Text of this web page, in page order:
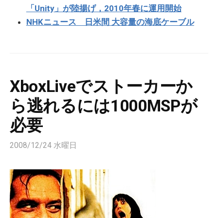
「Unity」が陸揚げ，2010年春に運用開始
NHKニュース 日米間 大容量の海底ケーブル
XboxLiveでストーカーか
ら逃れるには1000MSPが
必要
2008/12/24 水曜日